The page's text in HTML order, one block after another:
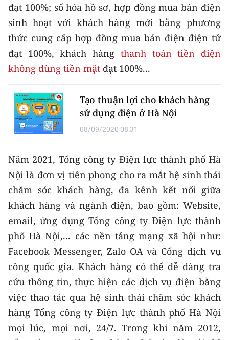
Media Kinh tế
Media Văn hóa
Media Xã hội
Media Pháp luật
Media Du lịch
Media Thế giới
Media Giáo dục
Media Y tế
Media Khoa học - Công nghệ
Media Môi trường
Ảnh
Infographic
TIN MỚI
TIN ĐỊA PHƯƠNG
đạt 100%; số hóa hồ sơ, hợp đồng mua bán điện
sinh hoạt với khách hàng mới bằng phương
thức cung cấp hợp đồng mua bán điện điện tử
đạt 100%, khách hàng thanh toán tiền điện
không dùng tiền mặt đạt 100%...
Tạo thuận lợi cho khách hàng
sử dụng điện ở Hà Nội
08/09/2020 08:31
Năm 2021, Tổng công ty Điện lực thành phố Hà
Nội là đơn vị tiên phong cho ra mắt hệ sinh thái
chăm sóc khách hàng, đa kênh kết nối giữa
khách hàng và ngành điện, bao gồm: Website,
email, ứng dụng Tổng công ty Điện lực thành
phố Hà Nội,... các nền tảng mạng xã hội như:
Facebook Messenger, Zalo OA và Cổng dịch vụ
công quốc gia. Khách hàng có thể dễ dàng tra
cứu thông tin, thực hiện các dịch vụ điện bằng
việc thao tác qua hệ sinh thái chăm sóc khách
hàng Tổng công ty Điện lực thành phố Hà Nội
mọi lúc, mọi nơi, 24/7. Trong khi năm 2012,